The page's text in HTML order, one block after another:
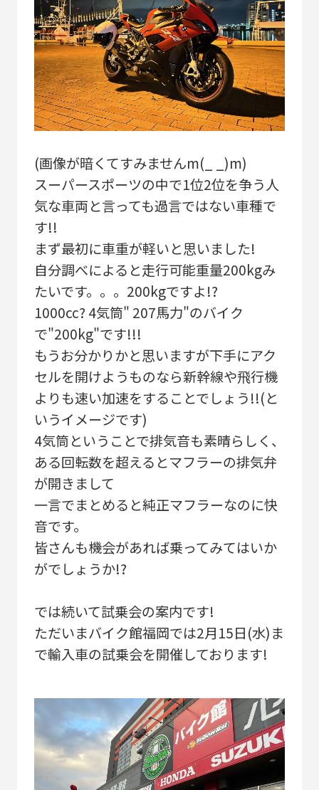
(画像が暗くてすみませんm(_ _)m)
スーパースポーツの中で1位2位を争う人
気な車両と言っても過言ではない車種で
す!!
まず最初に車重が軽いと思いました!
自分調べによると走行可能重量200kgみ
たいです。。。200kgですよ!?
1000cc? 4気筒" 207馬力"のバイク
で"200kg"です!!!
もうお分かりかと思いますが下手にアク
セルを開けようものなら新幹線や飛行機
よりも速い加速をすることでしょう!!(と
いうイメージです)
4気筒ということで排気音も素晴らしく、
ある回転数を超えるとマフラーの排気弁
が開きまして
一言でまとめると純正マフラーなのに快
音です。
皆さんも機会があれば乗ってみてはいか
がでしょうか!?
では続いて試乗会の案内です!
ただいまバイク館福岡では2月15日(水)ま
で輸入車の試乗会を開催しております!